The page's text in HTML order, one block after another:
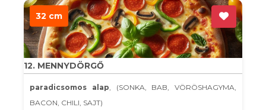
32 cm
12. MENNYDÖRGŐ
paradicsomos alap, (SONKA, BAB, VÖRÖSHAGYMA,
BACON, CHILI, SAJT)